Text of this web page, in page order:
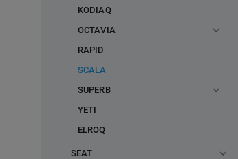
KODIAQ
OCTAVIA
RAPID
SCALA
SUPERB
YETI
ELROQ
SEAT